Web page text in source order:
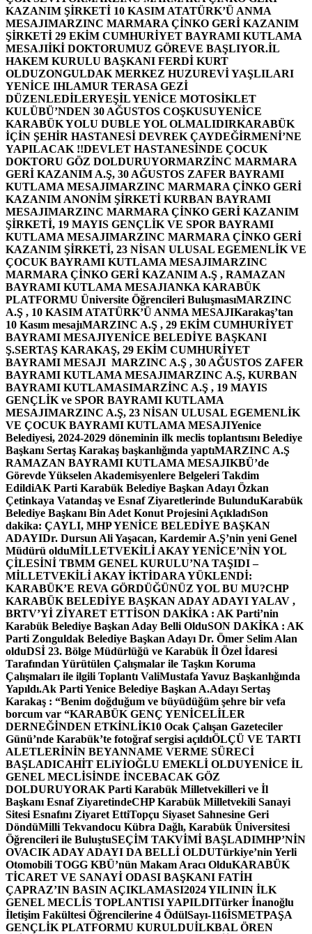
KAZANIM ŞİRKETİ 10 KASIM ATATÜRK’Ü ANMA
MESAJIMARZINC MARMARA ÇİNKO GERİ KAZANIM
ŞİRKETİ 29 EKİM CUMHURİYET BAYRAMI KUTLAMA
MESAJIİKİ DOKTORUMUZ GÖREVE BAŞLIYOR.İL
HAKEM KURULU BAŞKANI FERDİ KURT
OLDUZONGULDAK MERKEZ HUZUREVİ YAŞLILARI
YENİCE IHLAMUR TERASA GEZİ
DÜZENLEDİLERYEŞİL YENİCE MOTOSİKLET
KULÜBÜ’NDEN 30 AĞUSTOS COŞKUSUYENİCE
KARABÜK YOLU DUBLE YOL OLMALIDIRKARABÜK
İÇİN ŞEHİR HASTANESİ DEVREK ÇAYDEĞİRMENİ’NE
YAPILACAK !!DEVLET HASTANESİNDE ÇOCUK
DOKTORU GÖZ DOLDURUYORMARZİNC MARMARA
GERİ KAZANIM A.Ş, 30 AĞUSTOS ZAFER BAYRAMI
KUTLAMA MESAJIMARZINC MARMARA ÇİNKO GERİ
KAZANIM ANONİM ŞİRKETİ KURBAN BAYRAMI
MESAJIMARZINC MARMARA ÇİNKO GERİ KAZANIM
ŞİRKETİ, 19 MAYIS GENÇLİK VE SPOR BAYRAMI
KUTLAMA MESAJIMARZINC MARMARA ÇİNKO GERİ
KAZANIM ŞİRKETİ, 23 NİSAN ULUSAL EGEMENLİK VE
ÇOCUK BAYRAMI KUTLAMA MESAJIMARZINC
MARMARA ÇİNKO GERİ KAZANIM A.Ş , RAMAZAN
BAYRAMI KUTLAMA MESAJIANKA KARABÜK
PLATFORMU Üniversite Öğrencileri BuluşmasıMARZINC
A.Ş , 10 KASIM ATATÜRK’Ü ANMA MESAJIKarakaş’tan
10 Kasım mesajıMARZINC A.Ş , 29 EKİM CUMHURİYET
BAYRAMI MESAJIYENİCE BELEDİYE BAŞKANI
Ş.SERTAŞ KARAKAŞ, 29 EKİM CUMHURİYET
BAYRAMI MESAJI MARZINC A.Ş , 30 AĞUSTOS ZAFER
BAYRAMI KUTLAMA MESAJIMARZINC A.Ş, KURBAN
BAYRAMI KUTLAMASIMARZİNC A.Ş , 19 MAYIS
GENÇLİK ve SPOR BAYRAMI KUTLAMA
MESAJIMARZINC A.Ş, 23 NİSAN ULUSAL EGEMENLİK
VE ÇOCUK BAYRAMI KUTLAMA MESAJIYenice
Belediyesi, 2024-2029 döneminin ilk meclis toplantısını Belediye
Başkanı Sertaş Karakaş başkanlığında yaptıMARZINC A.Ş
RAMAZAN BAYRAMI KUTLAMA MESAJIKBÜ’de
Görevde Yükselen Akademisyenlere Belgeleri Takdim
EdildiAK Parti Karabük Belediye Başkan Adayı Özkan
Çetinkaya Vatandaş ve Esnaf Ziyaretlerinde BulunduKarabük
Belediye Başkanı Bin Adet Konut Projesini AçıkladıSon
dakika: ÇAYLI, MHP YENİCE BELEDİYE BAŞKAN
ADAYIDr. Dursun Ali Yaşacan, Kardemir A.Ş’nin yeni Genel
Müdürü olduMİLLETVEKİLİ AKAY YENİCE’NİN YOL
ÇİLESİNİ TBMM GENEL KURULU’NA TAŞIDI –
MİLLETVEKİLİ AKAY İKTİDARA YÜKLENDİ:
KARABÜK’E REVA GÖRDÜĞÜNÜZ YOL BU MU?CHP
KARABÜK BELEDİYE BAŞKAN ADAY ADAYI YALAV ,
BRTV’Yİ ZİYARET ETTİSON DAKİKA : AK Parti’nin
Karabük Belediye Başkan Aday Belli OlduSON DAKİKA : AK
Parti Zonguldak Belediye Başkan Adayı Dr. Ömer Selim Alan
olduDSİ 23. Bölge Müdürlüğü ve Karabük İl Özel İdaresi
Tarafından Yürütülen Çalışmalar ile Taşkın Koruma
Çalışmaları ile ilgili Toplantı ValiMustafa Yavuz Başkanlığında
Yapıldı.Ak Parti Yenice Belediye Başkan A.Adayı Sertaş
Karakaş : “Benim doğduğum ve büyüdüğüm şehre bir vefa
borcum var “KARABÜK GENÇ YENİCELİLER
DERNEĞİNDEN ETKİNLİK10 Ocak Çalışan Gazeteciler
Günü’nde Karabük’te fotoğraf sergisi açıldıÖLÇÜ VE TARTI
ALETLERİNİN BEYANNAME VERME SÜRECİ
BAŞLADICAHİT ELiYİOĞLU EMEKLİ OLDUYENİCE İL
GENEL MECLİSİNDE İNCEBACAK GÖZ
DOLDURUYORAK Parti Karabük Milletvekilleri ve İl
Başkanı Esnaf ZiyaretindeCHP Karabük Milletvekili Sanayi
Sitesi Esnafını Ziyaret EttiTopçu Siyaset Sahnesine Geri
DöndüMilli Tekvandocu Kübra Dağlı, Karabük Üniversitesi
Öğrencileri ile BuluştuSEÇİM TAKVİMİ BAŞLADIMHP’NİN
OVACIK ADAY ADAYI DA BELLİ OLDUTürkiye’nin Yerli
Otomobili TOGG KBÜ’nün Makam Aracı OlduKARABÜK
TİCARET VE SANAYİ ODASI BAŞKANI FATİH
ÇAPRAZ’IN BASIN AÇIKLAMASI2024 YILININ İLK
GENEL MECLİS TOPLANTISI YAPILDITürker İnanoğlu
İletişim Fakültesi Öğrencilerine 4 ÖdülSayı-116İSMETPAŞA
GENÇLİK PLATFORMU KURULDUİLKBAL ÖREN